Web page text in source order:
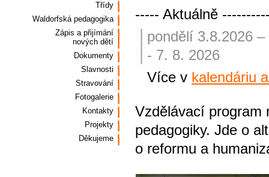
Třídy
Waldorfská pedagogika
Zápis a přijímání
nových dětí
Dokumenty
Slavnosti
Stravování
Fotogalerie
Kontakty
Projekty
Děkujeme
----- Aktuálně
pondělí 3.8.2026 –
- 7. 8. 2026
Více v kalendáriu
Vzdělávací program
pedagogiky. Jde o
o reformu a